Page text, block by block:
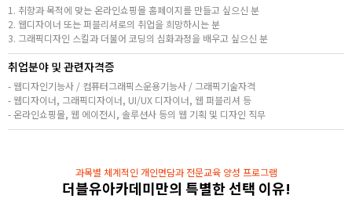
1. 취향과 목적에 맞는 온라인쇼핑몰 홈페이지를 만들고 싶으신 분
2. 웹디자이너 또는 퍼블리셔로의 취업을 희망하시는 분
3. 그래픽디자인 스킬과 더불어 코딩의 심화과정을 배우고 싶으신 분
취업분야 및 관련자격증
- 웹디자인기능사 / 컴퓨터그래픽스운용기능사 / 그래픽기술자격
- 웹디자이너, 그래픽디자이너, UI/UX 디자이너, 웹 퍼블리셔 등
- 온라인쇼핑몰, 웹 에이전시, 솔루션사 등의 웹 기획 및 디자인 직무
과목별 체계적인 개인면담과 전문교육 양성 프로그램
더블유아카데미만의 특별한 선택 이유!